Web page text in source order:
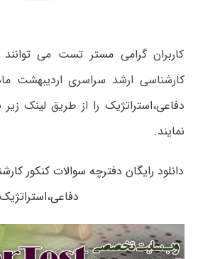
کاربران گرامی مستر تست می
دفاعی،استراتژیک را از طریق لینک
نمایند.
دفاعی،استراتژیک